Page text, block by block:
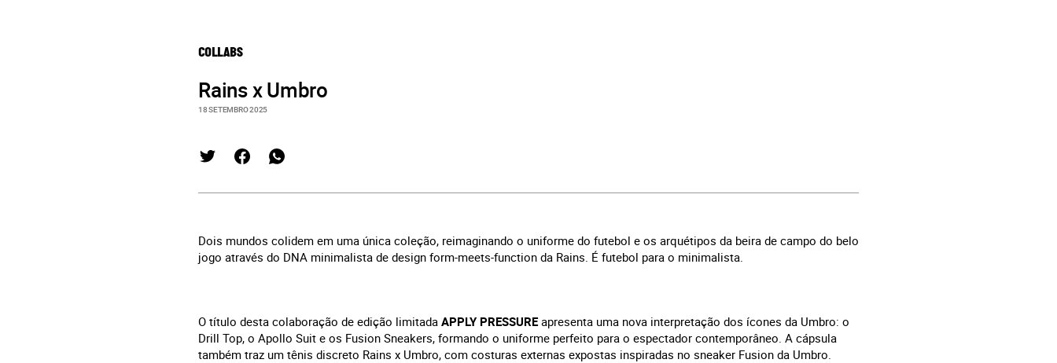
COLLABS
Rains x Umbro
18 SETEMBRO 2025
Dois mundos colidem em uma única coleção, reimaginando o uniforme do futebol e os arquétipos da beira de campo do belo
jogo através do DNA minimalista de design form-meets-function da Rains. É futebol para o minimalista.
O título desta colaboração de edição limitada APPLY PRESSUREapresenta uma nova interpretação dos ícones da Umbro: o
Drill Top, o Apollo Suit e os Fusion Sneakers, formando o uniforme perfeito para o espectador contemporâneo. A cápsula
também traz um tênis discreto Rains x Umbro, com costuras externas expostas inspiradas no sneaker Fusion da Umbro.